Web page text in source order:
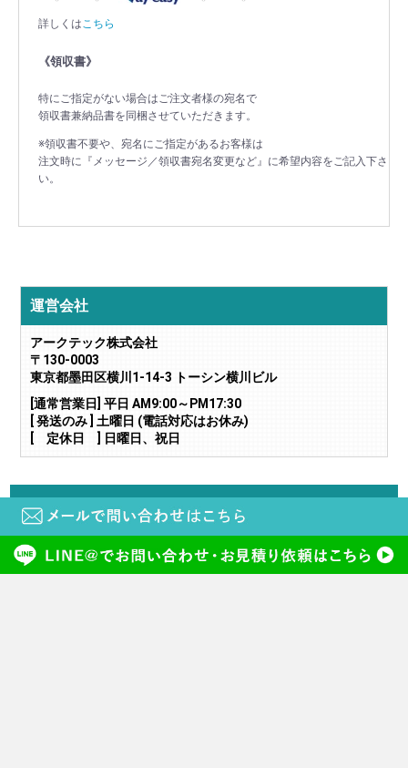
詳しくはこちら
《領収書》
特にご指定がない場合はご注文者様の宛名で
領収書兼納品書を同梱させていただきます。
※領収書不要や、宛名にご指定があるお客様は
注文時に『メッセージ／領収書宛名変更など』に希望内容をご記入下さ
い。
運営会社
アークテック株式会社
〒130-0003
東京都墨田区横川1-14-3 トーシン横川ビル
[通常営業日] 平日 AM9:00～PM17:30
[ 発送のみ ] 土曜日 (電話対応はお休み)
[ 定休日 ] 日曜日、祝日
copyright (c) 鍵と電気錠の通販サイトkeyDEPO. all rights reserved.